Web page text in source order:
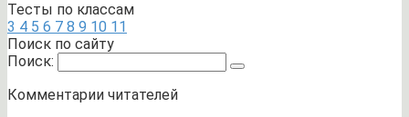
Тесты по классам
3 4 5 6 7 8 9 10 11
Поиск по сайту
Поиск:
Комментарии читателей